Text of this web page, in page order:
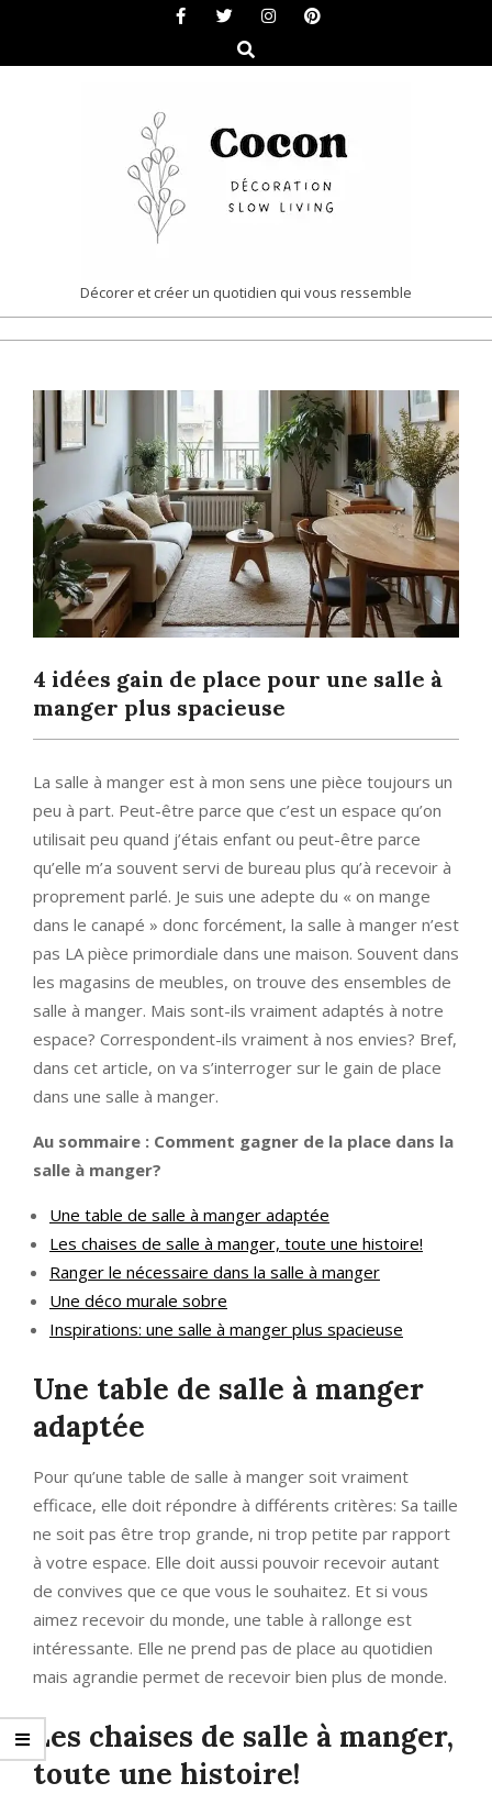
content
Search
COCON
|
&
SLOW
LIVING
Décorer et créer un quotidien qui vous ressemble
4 idées gain de place pour une salle à
manger plus spacieuse
La salle à manger est à mon sens une pièce toujours un
peu à part. Peut-être parce que c’est un espace qu’on
utilisait peu quand j’étais enfant ou peut-être parce
qu’elle m’a souvent servi de bureau plus qu’à recevoir à
proprement parlé. Je suis une adepte du « on mange
dans le canapé » donc forcément, la salle à manger n’est
pas LA pièce primordiale dans une maison. Souvent dans
les magasins de meubles, on trouve des ensembles de
salle à manger. Mais sont-ils vraiment adaptés à notre
espace? Correspondent-ils vraiment à nos envies? Bref,
dans cet article, on va s’interroger sur le gain de place
dans une salle à manger.
Au sommaire : Comment gagner de la place dans la
salle à manger?
Une table de salle à manger adaptée
Les chaises de salle à manger, toute une histoire!
Ranger le nécessaire dans la salle à manger
Une déco murale sobre
Inspirations: une salle à manger plus spacieuse
Une table de salle à manger
adaptée
Pour qu’une table de salle à manger soit vraiment
efficace, elle doit répondre à différents critères: Sa taille
ne soit pas être trop grande, ni trop petite par rapport
à votre espace. Elle doit aussi pouvoir recevoir autant
de convives que ce que vous le souhaitez. Et si vous
aimez recevoir du monde, une table à rallonge est
intéressante. Elle ne prend pas de place au quotidien
mais agrandie permet de recevoir bien plus de monde.
Les chaises de salle à manger,
toute une histoire!